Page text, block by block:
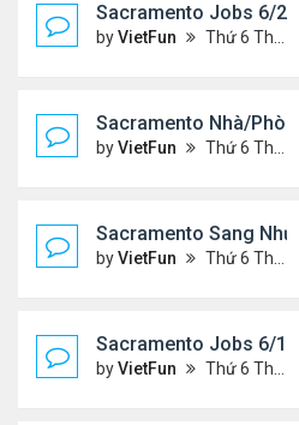
Sacramento Jobs 6/
byVietFun Thứ 6 Tháng 6 25, 2021 2:02 pm
Sacramento Nhà/
byVietFun Thứ 6 Tháng 6 25, 2021 2:01 pm
Sacramento Sang
byVietFun Thứ 6 Tháng 6 25, 2021 1:54 pm
Sacramento Jobs 6/
byVietFun Thứ 6 Tháng 6 18, 2021 2:07 pm